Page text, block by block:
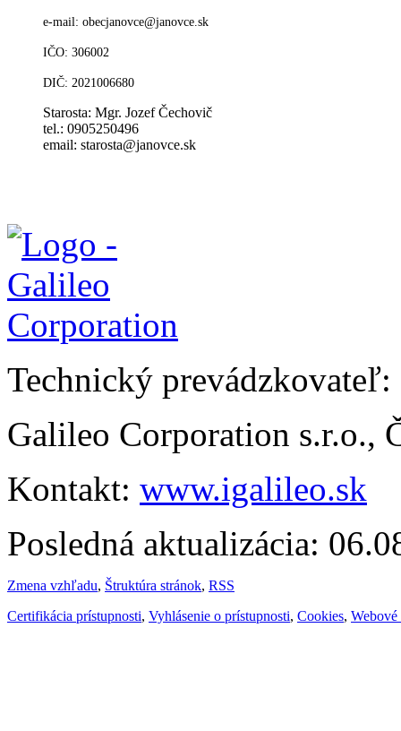
e-mail: obecjanovce@janovce.sk
IČO: 306002
DIČ: 2021006680
Starosta: Mgr. Jozef Čechovič
tel.: 0905250496
email: starosta@janovce.sk
Technický prevádzkovateľ:
Galileo Corporation s.r.o.,
Kontakt: www.igalileo.sk
Posledná aktualizácia:
Zmena vzhľadu, Štruktúra stránok, RSS
Certifikácia prístupnosti, Vyhlásenie o prístupnosti, Cookies, Webové